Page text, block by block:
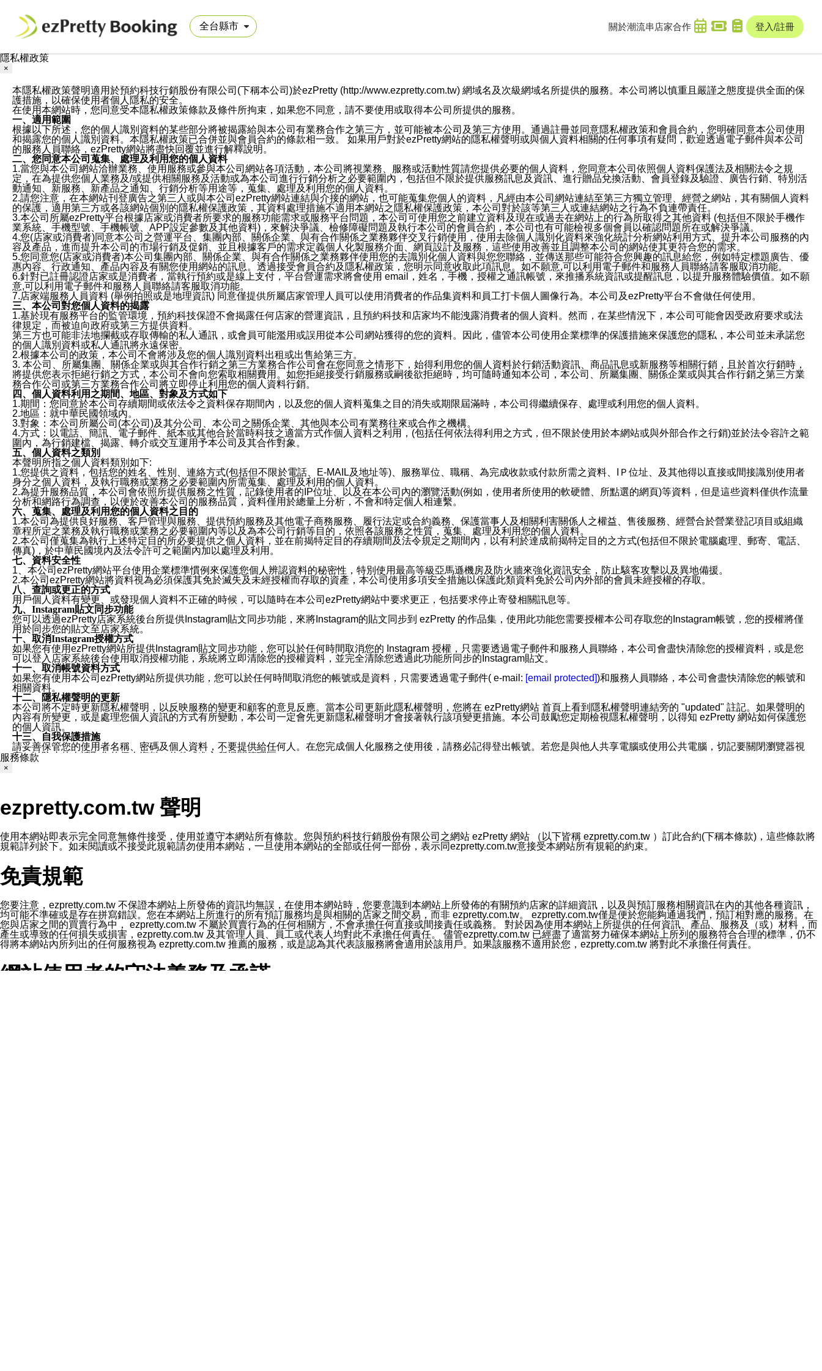
關於潮流串 店家合作 登入/註冊
隱私權政策
×
本隱私權政策聲明適用於預約科技行銷股份有限公司(下稱本公司)於ezPretty (http://www.ezpretty.com.tw) 網域名及次級網域名所提供的服務。本公司將以慎重且嚴謹之態度提供全面的保
護措施，以確保使用者個人隱私的安全。
在使用本網站時，您同意受本隱私權政策條款及條件所拘束，如果您不同意，請不要使用或取得本公司所提供的服務。
一、適用範圍
根據以下所述，您的個人識別資料的某些部分將被揭露給與本公司有業務合作之第三方，並可能被本公司及第三方使用。通過註冊並同意隱私權政策和會員合約，您明確同意本公司使用
和揭露您的個人識別資料。本隱私權政策已合併並與會員合約的條款相一致。 如果用戶對於ezPretty網站的隱私權聲明或與個人資料相關的任何事項有疑問，歡迎透過電子郵件與本公司
的服務人員聯絡，ezPretty網站將盡快回覆並進行解釋說明。
二、您同意本公司蒐集、處理及利用您的個人資料
1.當您與本公司網站洽辦業務、使用服務或參與本公司網站各項活動，本公司將視業務、服務或活動性質請您提供必要的個人資料，您同意本公司依照個人資料保護法及相關法令之規
定，在為提供您個人業務及/或提供相關服務及活動或為本公司進行行銷分析之必要範圍內，包括但不限於提供服務訊息及資訊、進行贈品兌換活動、會員登錄及驗證、廣告行銷、特別活
動通知、新服務、新產品之通知、行銷分析等用途等，蒐集、處理及利用您的個人資料。
2.請您注意，在本網站刊登廣告之第三人或與本公司ezPretty網站連結與介接的網站，也可能蒐集您個人的資料，凡經由本公司網站連結至第三方獨立管理、經營之網站，其有關個人資料
的保護，適用第三方或各該網站個別的隱私權保護政策，其資料處理措施不適用本網站之隱私權保護政策，本公司對於該等第三人或連結網站之行為不負連帶責任。
3.本公司所屬ezPretty平台根據店家或消費者所要求的服務功能需求或服務平台問題，本公司可使用您之前建立資料及現在或過去在網站上的行為所取得之其他資料 (包括但不限於手機作
業系統、手機型號、手機帳號、APP設定參數及其他資料)，來解決爭議、檢修障礙問題及執行本公司的會員合約，本公司也有可能檢視多個會員以確認問題所在或解決爭議。
4.您(店家或消費者)同意本公司之營運平台、集團內部、關係企業、與有合作關係之業務夥伴交叉行銷使用，使用去除個人識別化資料來強化統計分析網站利用方式、提升本公司服務的內
容及產品，進而提升本公司的市場行銷及促銷、並且根據客戶的需求定義個人化製服務介面、網頁設計及服務，這些使用改善並且調整本公司的網站使其更符合您的需求。
5.您同意您(店家或消費者)本公司集團內部、關係企業、與有合作關係之業務夥伴使用您的去識別化個人資料與您您聯絡，並傳送那些可能符合您興趣的訊息給您，例如特定標題廣告、優
惠內容、行政通知、產品內容及有關您使用網站的訊息。透過接受會員合約及隱私權政策，您明示同意收取此項訊息。如不願意,可以利用電子郵件和服務人員聯絡請客服取消功能。
6.針對已註冊認證店家或是消費者，當執行預約或是線上支付，平台營運需求將會使用 email，姓名，手機，授權之通訊帳號，來推播系統資訊或提醒訊息，以提升服務體驗價值。如不願
意,可以利用電子郵件和服務人員聯絡請客服取消功能。
7.店家端服務人員資料 (舉例拍照或是地理資訊) 同意僅提供所屬店家管理人員可以使用消費者的作品集資料和員工打卡個人圖像行為。本公司及ezPretty平台不會做任何使用。
三、本公司對您個人資料的揭露
1.基於現有服務平台的監管環境，預約科技保證不會揭露任何店家的營運資訊，且預約科技和店家均不能洩露消費者的個人資料。然而，在某些情況下，本公司可能會因受政府要求或法
律規定，而被迫向政府或第三方提供資料。
第三方也可能非法地攔截或存取傳輸的私人通訊，或會員可能濫用或誤用從本公司網站獲得的您的資料。因此，儘管本公司使用企業標準的保護措施來保護您的隱私，本公司並未承諾您
的個人識別資料或私人通訊將永遠保密。
2.根據本公司的政策，本公司不會將涉及您的個人識別資料出租或出售給第三方。
3. 本公司、所屬集團、關係企業或與其合作行銷之第三方業務合作公司會在您同意之情形下，始得利用您的個人資料於行銷活動資訊、商品訊息或新服務等相關行銷，且於首次行銷時，
將提供您表示拒絕行銷之方式，本公司不會向您索取相關費用。如您拒絕接受行銷服務或嗣後欲拒絕時，均可隨時通知本公司，本公司、所屬集團、關係企業或與其合作行銷之第三方業
務合作公司或第三方業務合作公司將立即停止利用您的個人資料行銷。
四、個人資料利用之期間、地區、對象及方式如下
1.期間：您同意於本公司存續期間或依法令之資料保存期間內，以及您的個人資料蒐集之目的消失或期限屆滿時，本公司得繼續保存、處理或利用您的個人資料。
2.地區：就中華民國領域內。
3.對象：本公司所屬公司(本公司)及其分公司、本公司之關係企業、其他與本公司有業務往來或合作之機構。
4.方式：以電話、簡訊、電子郵件、紙本或其他合於當時科技之適當方式作個人資料之利用，(包括任何依法得利用之方式，但不限於使用於本網站或與外部合作之行銷)並於法令容許之範
圍內，為行銷建檔、揭露、轉介或交互運用予本公司及其合作對象。
五、個人資料之類別
本聲明所指之個人資料類別如下:
1.您提供之資料，包括您的姓名、性別、連絡方式(包括但不限於電話、E-MAIL及地址等)、服務單位、職稱、為完成收款或付款所需之資料、IＰ位址、及其他得以直接或間接識別使用者
身分之個人資料，及執行職務或業務之必要範圍內所需蒐集、處理及利用的個人資料。
2.為提升服務品質，本公司會依照所提供服務之性質，記錄使用者的IP位址、以及在本公司內的瀏覽活動(例如，使用者所使用的軟硬體、所點選的網頁)等資料，但是這些資料僅供作流量
分析和網路行為調查，以便於改善本公司的服務品質，資料僅用於總量上分析，不會和特定個人相連繫。
六、蒐集、處理及利用您的個人資料之目的
1.本公司為提供良好服務、客戶管理與服務、提供預約服務及其他電子商務服務、履行法定或合約義務、保護當事人及相關利害關係人之權益、售後服務、經營合於營業登記項目或組織
章程所定之業務及執行職務或業務之必要範圍內等以及為本公司行銷等目的，依照各該服務之性質，蒐集、處理及利用您的個人資料。
2.本公司僅蒐集為執行上述特定目的所必要提供之個人資料，並在前揭特定目的存續期間及法令規定之期間內，以有利於達成前揭特定目的之方式(包括但不限於電腦處理、郵寄、電話、
傳真)，於中華民國境內及法令許可之範圍內加以處理及利用。
七、資料安全性
1、本公司ezPretty網站平台使用企業標準慣例來保護您個人辨認資料的秘密性，特別使用最高等級亞馬遜機房及防火牆來強化資訊安全，防止駭客攻擊以及異地備援。
2.本公司ezPretty網站將資料視為必須保護其免於滅失及未經授權而存取的資產，本公司使用多項安全措施以保護此類資料免於公司內外部的會員未經授權的存取。
八、查詢或更正的方式
用戶個人資料有變更、或發現個人資料不正確的時候，可以隨時在本公司ezPretty網站中要求更正，包括要求停止寄發相關訊息等。
九、Instagram貼文同步功能
您可以透過ezPretty店家系統後台所提供Instagram貼文同步功能，來將Instagram的貼文同步到 ezPretty 的作品集，使用此功能您需要授權本公司存取您的Instagram帳號，您的授權將僅
用於同步您的貼文至店家系統。
十、取消Instagram授權方式
如果您有使用ezPretty網站所提供Instagram貼文同步功能，您可以於任何時間取消您的 Instagram 授權，只需要透過電子郵件和服務人員聯絡，本公司會盡快清除您的授權資料，或是您
可以登入店家系統後台使用取消授權功能，系統將立即清除您的授權資料，並完全清除您透過此功能所同步的Instagram貼文。
十一、取消帳號資料方式
如果您有使用本公司ezPretty網站所提供功能，您可以於任何時間取消您的帳號或是資料，只需要透過電子郵件( e-mail: [email protected])和服務人員聯絡，本公司會盡快清除您的帳號和
相關資料。
十二、隱私權聲明的更新
本公司將不定時更新隱私權聲明，以反映服務的變更和顧客的意見反應。當本公司更新此隱私權聲明，您將在 ezPretty網站 首頁上看到隱私權聲明連結旁的 "updated" 註記。如果聲明的
內容有所變更，或是處理您個人資訊的方式有所變動，本公司一定會先更新隱私權聲明才會接著執行該項變更措施。本公司鼓勵您定期檢視隱私權聲明，以得知 ezPretty 網站如何保護您
的個人資訊。
十三、自我保護措施
請妥善保管您的使用者名稱、密碼及個人資料，不要提供給任何人。在您完成個人化服務之使用後，請務必記得登出帳號。若您是與他人共享電腦或使用公共電腦，切記要關閉瀏覽器視
窗，以防止他人讀取您的個人資料、信件或進入所機關管理區。
本公司/本服務將以通知型訊息傳送重要訊息給您。即使未加入本公司/本服務好友，您仍可接收到通知型訊息。
本公司/本服務傳送之通知型訊息以對您有效且重要的訊息為限，以廣告或其他目的的訊息皆不會被傳送。滿足以下三個條件者，將可收到通知型訊息。
2.該 LINE 帳號已在 LINE APP 設定中，同意接收通知型訊息。
3.LINE 帳號未封鎖傳送訊息之 LINE 官方帳號。
欲變更通知型訊息的設定，操作如下：
1.點選「主頁」＞「設定」
2.點選「隱私設定」
3.點選「提供使用資料」
5.開關「接收LINE通知型訊息」
❗️關閉「接收通知型訊息」後，將不會接收到來自任何企業官方帳號或認證官方帳號的通知型訊息。
服務條款
×
ezpretty.com.tw 聲明
使用本網站即表示完全同意無條件接受，使用並遵守本網站所有條款。您與預約科技行銷股份有限公司之網站 ezPretty 網站 （以下皆稱 ezpretty.com.tw ）訂此合約(下稱本條款)，這些條款將
規範詳列於下。如未閱讀或不接受此規範請勿使用本網站，一旦使用本網站的全部或任何一部份，表示同ezpretty.com.tw意接受本網站所有規範的約束。
免責規範
您要注意，ezpretty.com.tw 不保證本網站上所發佈的資訊均無誤，在使用本網站時，您要意識到本網站上所發佈的有關預約店家的詳細資訊，以及與預訂服務相關資訊在內的其他各種資訊，
均可能不準確或是存在拼寫錯誤。您在本網站上所進行的所有預訂服務均是與相關的店家之間交易，而非 ezpretty.com.tw。 ezpretty.com.tw僅是便於您能夠通過我們，預訂相對應的服務。在
您與店家之間的買賣行為中， ezpretty.com.tw 不屬於買賣行為的任何相關方，不會承擔任何直接或間接責任或義務。 對於因為使用本網站上所提供的任何資訊、產品、服務及（或）材料，而
產生或導致的任何損失或損害，ezpretty.com.tw 及其管理人員、員工或代表人均對此不承擔任何責任。 儘管ezpretty.com.tw 已經盡了適當努力確保本網站上所列的服務符合合理的標準，仍不
得將本網站內所列出的任何服務視為 ezpretty.com.tw 推薦的服務，或是認為其代表該服務將會適用於該用戶。如果該服務不適用於您，ezpretty.com.tw 將對此不承擔任何責任。
網站使用者的守法義務及承諾